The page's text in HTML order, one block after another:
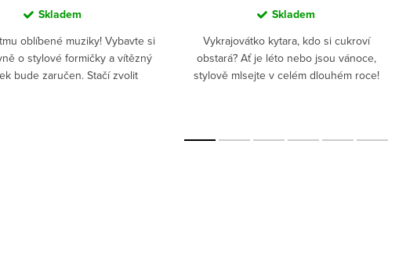
Skladem
oblíbené muziky! Vybavte si
o stylové formičky a vítězný
bude zaručen. Stačí zvolit
Skladem
Vykrajovátko kytara, kdo si cukroví
obstará? Ať je léto nebo jsou vánoce,
stylově mlsejte v celém dlouhém roce!